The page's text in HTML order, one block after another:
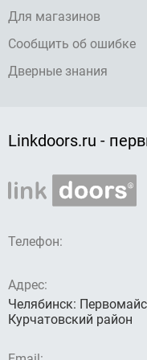
Для магазинов
Сообщить об ошибке
Дверные знания
Linkdoors.ru -
Телефон:
Адрес:
Челябинск:
Курчатовский район